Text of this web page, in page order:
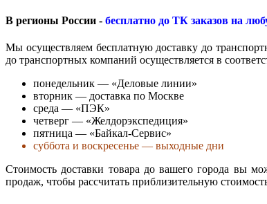
В регионы России - бесплатно до ТК заказов на
Мы осуществляем бесплатную доставку до
до транспортных компаний осуществляется в
понедельник — «Деловые линии»
вторник — доставка по Москве
среда — «ПЭК»
четверг — «Желдорэкспедиция»
пятница — «Байкал-Сервис»
суббота и воскресенье — выходные дни
Стоимость доставки товара до вашего города вы
продаж, чтобы рассчитать приблизительную